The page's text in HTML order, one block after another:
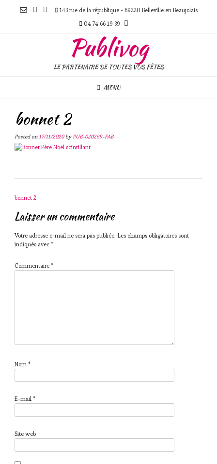
143 rue de la république - 69220 Belleville en Beaujolais
04 74 66 19 39
Publivog
LE PARTENAIRE DE TOUTES VOS FÊTES
MENU
bonnet 2
Posted on17/11/2020byPUB-020269-FAB
Post
bonnet 2
Laisser un commentaire
Votre adresse e-mail ne sera pas publiée. Les champs obligatoires sont
indiqués avec *
Commentaire *
Nom *
E-mail *
Site web